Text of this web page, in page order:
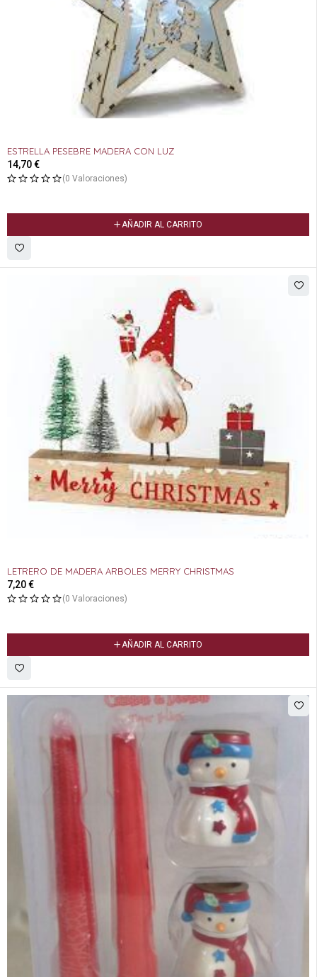
ESTRELLA PESEBRE MADERA CON LUZ
14,70€
(0 Valoraciones)
AÑADIR AL CARRITO
LETRERO DE MADERA ARBOLES MERRY CHRISTMAS
7,20€
(0 Valoraciones)
AÑADIR AL CARRITO